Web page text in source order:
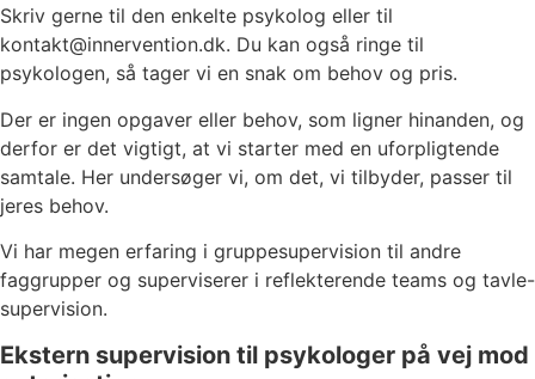
Skriv gerne til den enkelte psykolog eller til
kontakt@innervention.dk. Du kan også ringe til
psykologen, så tager vi en snak om behov og pris.
Der er ingen opgaver eller behov, som ligner hinanden, og
derfor er det vigtigt, at vi starter med en uforpligtende
samtale. Her undersøger vi, om det, vi tilbyder, passer til
jeres behov.
Vi har megen erfaring i gruppesupervision til andre
faggrupper og superviserer i reflekterende teams og tavle-
supervision.
Ekstern supervision til psykologer på vej mod